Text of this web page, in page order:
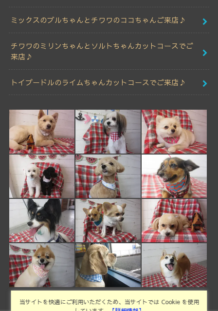
ミックスのブルちゃんとチワワのココちゃんご来店♪
チワワのミリンちゃんとソルトちゃんカットコースでご
来店♪
トイプードルのライムちゃんカットコースでご来店♪
当サイトを快適にご利用いただくため、当サイトでは Cookie を使用